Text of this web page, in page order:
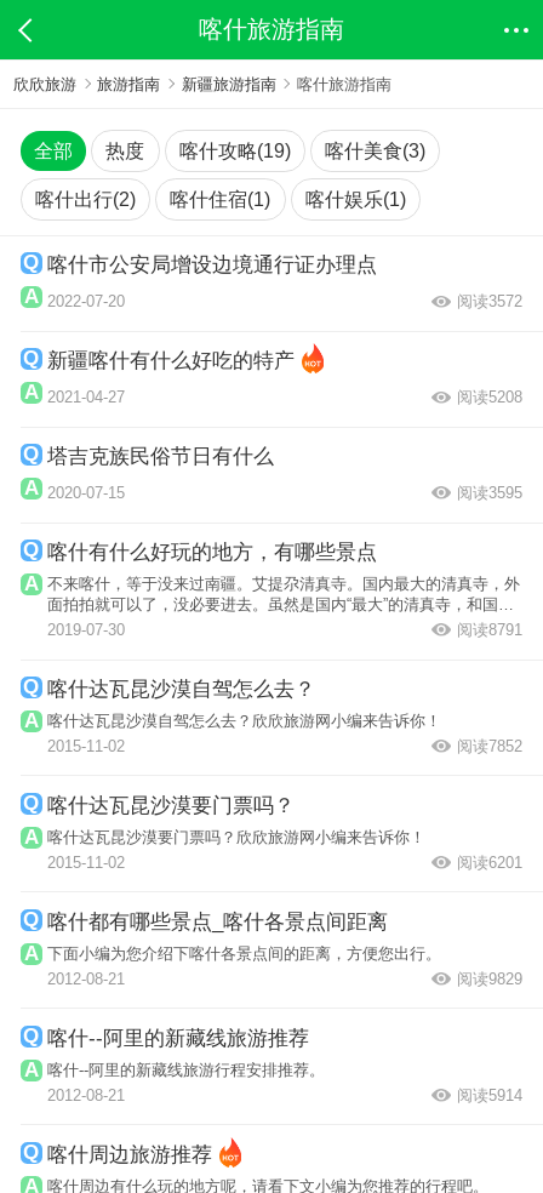
喀什旅游指南
欣欣旅游 旅游指南 新疆旅游指南 喀什旅游指南
全部 热度 喀什攻略(19) 喀什美食(3)
喀什出行(2) 喀什住宿(1) 喀什娱乐(1)
喀什市公安局增设边境通行证办理点
2022-07-20 阅读3572
新疆喀什有什么好吃的特产
2021-04-27 阅读5208
塔吉克族民俗节日有什么
2020-07-15 阅读3595
喀什有什么好玩的地方，有哪些景点
不来喀什，等于没来过南疆。艾提尕清真寺。国内最大的清真寺，外
面拍拍就可以了，没必要进去。虽然是国内“最大”的清真寺，和国外
的清真寺...
2019-07-30 阅读8791
喀什达瓦昆沙漠自驾怎么去？
喀什达瓦昆沙漠自驾怎么去？欣欣旅游网小编来告诉你！
2015-11-02
阅读7852
喀什达瓦昆沙漠要门票吗？
喀什达瓦昆沙漠要门票吗？欣欣旅游网小编来告诉你！
2015-11-02
阅读6201
喀什都有哪些景点_喀什各景点间距离
下面小编为您介绍下喀什各景点间的距离，方便您出行。
2012-08-21
阅读9829
喀什--阿里的新藏线旅游推荐
喀什--阿里的新藏线旅游行程安排推荐。
2012-08-21
阅读5914
喀什周边旅游推荐
喀什周边有什么玩的地方呢，请看下文小编为您推荐的行程吧。